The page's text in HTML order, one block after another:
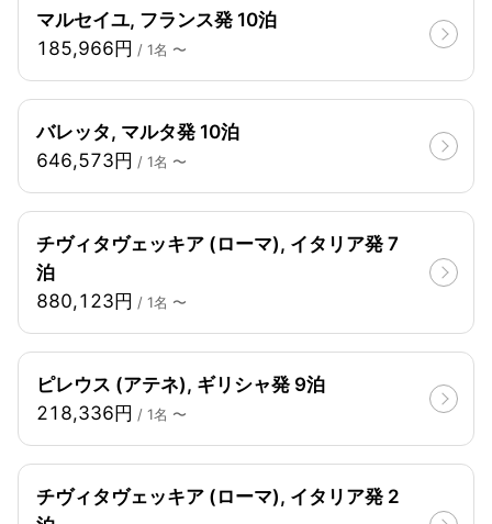
マルセイユ, フランス発 10泊
185,966円 / 1名 〜
バレッタ, マルタ発 10泊
646,573円 / 1名 〜
チヴィタヴェッキア (ローマ), イタリア発 7
泊
880,123円 / 1名 〜
ピレウス (アテネ), ギリシャ発 9泊
218,336円 / 1名 〜
チヴィタヴェッキア (ローマ), イタリア発 2